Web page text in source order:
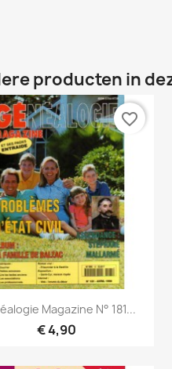
producten in
Snel bekijken
Magazine N° 181...
€ 4,90
favorite_border